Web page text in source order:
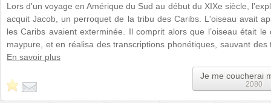
Lors d'un voyage en Amérique du Sud au début du XIXe siècle,
acquit Jacob, un perroquet de la tribu des Caribs. L'oiseau avait
les Caribs avaient exterminée. Il comprit alors que l’oiseau était
maypure, et en réalisa des transcriptions phonétiques, sauvant
En savoir plus
Je me coucherai
2080